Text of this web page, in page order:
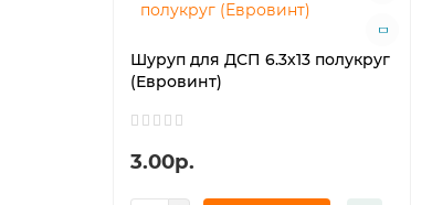
Шуруп для ДСП 6.3х13 полукруг
(Евровинт)
3.00р.